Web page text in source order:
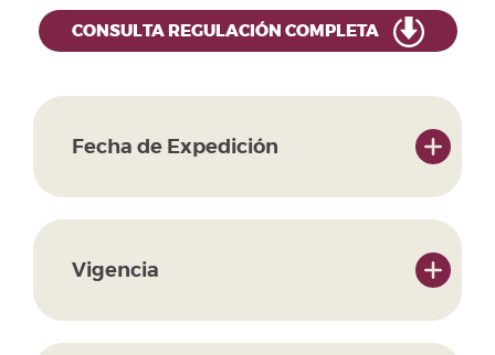
CONSULTA REGULACIÓN COMPLETA
Fecha de Expedición
Vigencia